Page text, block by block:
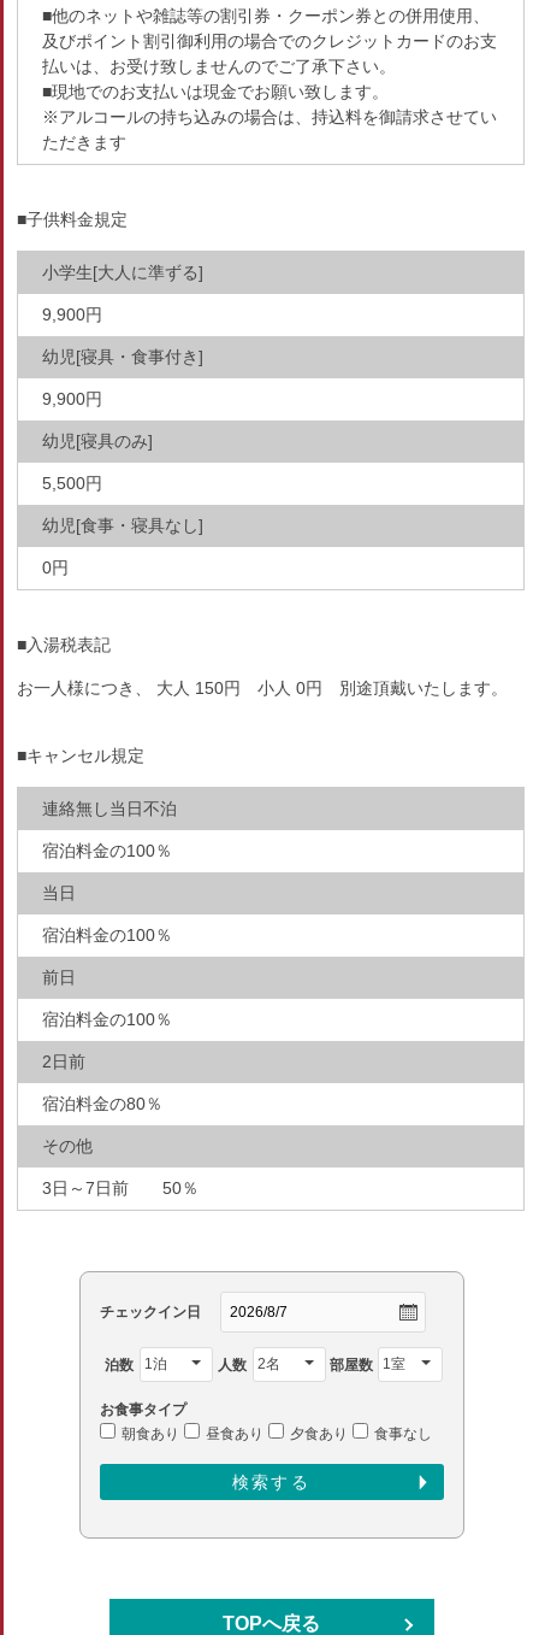
■他のネットや雑誌等の割引券・クーポン券との併用使用、
及びポイント割引御利用の場合でのクレジットカードのお支
払いは、お受け致しませんのでご了承下さい。
■現地でのお支払いは現金でお願い致します。
※アルコールの持ち込みの場合は、持込料を御請求させてい
ただきます
■子供料金規定
小学生[大人に準ずる]
9,900円
幼児[寝具・食事付き]
9,900円
幼児[寝具のみ]
5,500円
幼児[食事・寝具なし]
0円
■入湯税表記
お一人様につき、 大人 150円 小人 0円 別途頂戴いたします。
■キャンセル規定
連絡無し当日不泊
宿泊料金の100％
当日
宿泊料金の100％
前日
宿泊料金の100％
2日前
宿泊料金の80％
その他
3日～7日前 50％
チェックイン日
泊数 人数 部屋数
お食事タイプ
朝食あり
昼食あり 夕食あり 食事なし
TOPへ戻る